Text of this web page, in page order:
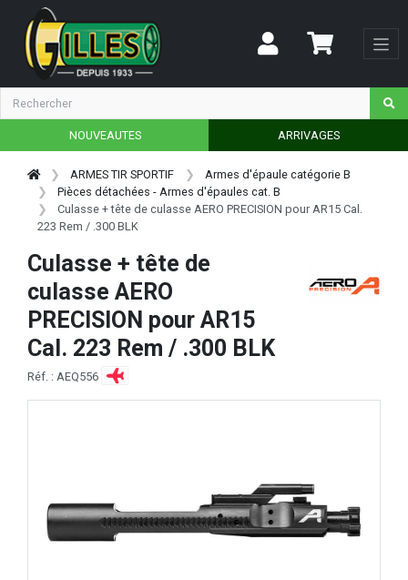
NOUVEAUTES ARRIVAGES
ARMES TIR SPORTIF
Armes d'épaule catégorie B
Pièces détachées - Armes d'épaules cat. B
Culasse + tête de culasse AERO PRECISION pour AR15 Cal.
223 Rem / .300 BLK
Culasse + tête de
culasse AERO
PRECISION pour AR15
Cal. 223 Rem / .300 BLK
Réf. : AEQ556